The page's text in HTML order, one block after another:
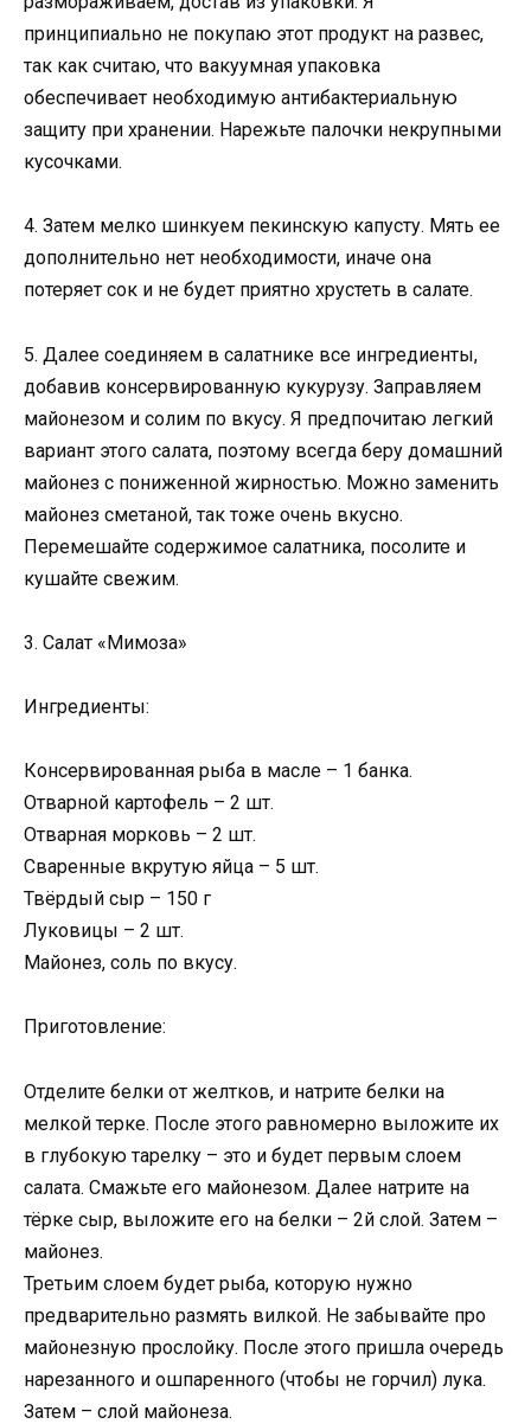
принципиально не покупаю этот продукт на развес,
так как считаю, что вакуумная упаковка
обеспечивает необходимую антибактериальную
защиту при хранении. Нарежьте палочки некрупными
кусочками.
4. Затем мелко шинкуем пекинскую капусту. Мять ее
дополнительно нет необходимости, иначе она
потеряет сок и не будет приятно хрустеть в салате.
5. Далее соединяем в салатнике все ингредиенты,
добавив консервированную кукурузу. Заправляем
майонезом и солим по вкусу. Я предпочитаю легкий
вариант этого салата, поэтому всегда беру домашний
майонез с пониженной жирностью. Можно заменить
майонез сметаной, так тоже очень вкусно.
Перемешайте содержимое салатника, посолите и
кушайте свежим.
3. Салат «Мимоза»
Ингредиенты:
Консервированная рыба в масле – 1 банка.
Отварной картофель – 2 шт.
Отварная морковь – 2 шт.
Сваренные вкрутую яйца – 5 шт.
Твёрдый сыр – 150 г
Луковицы – 2 шт.
Майонез, соль по вкусу.
Приготовление:
Отделите белки от желтков, и натрите белки на
мелкой терке. После этого равномерно выложите их
в глубокую тарелку – это и будет первым слоем
салата. Смажьте его майонезом. Далее натрите на
тёрке сыр, выложите его на белки – 2й слой. Затем –
майонез.
Третьим слоем будет рыба, которую нужно
предварительно размять вилкой. Не забывайте про
майонезную прослойку. После этого пришла очередь
нарезанного и ошпаренного (чтобы не горчил) лука.
Затем – слой майонеза.